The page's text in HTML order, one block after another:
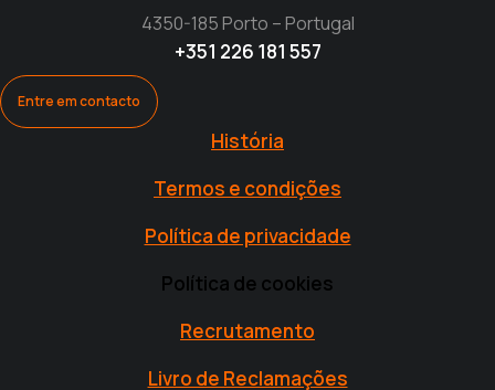
4350-185 Porto – Portugal
+351 226 181 557
Entre em contacto
História
Termos e condições
Política de privacidade
Política de cookies
Recrutamento
Livro de Reclamações